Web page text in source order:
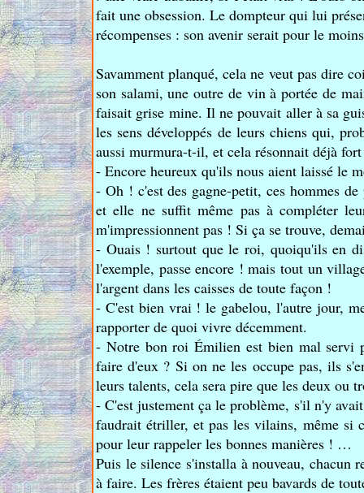
fait une obsession. Le dompteur qui lui
récompenses : son avenir serait pour le
Savamment planqué, cela ne veut pas dire
son salami, une outre de vin à portée de
faisait grise mine. Il ne pouvait aller à sa
les sens développés de leurs chiens qui,
aussi murmura-t-il, et cela résonnait déjà
- Encore heureux qu'ils nous aient laissé le
- Oh ! c'est des gagne-petit, ces hommes
et elle ne suffit même pas à compléter
m'impressionnent pas ! Si ça se trouve,
- Ouais ! surtout que le roi, quoiqu'ils en
l'exemple, passe encore ! mais tout un
l'argent dans les caisses de toute façon !
- C'est bien vrai ! le gabelou, l'autre jour,
rapporter de quoi vivre décemment.
- Notre bon roi Émilien est bien mal servi
faire d'eux ? Si on ne les occupe pas, ils
leurs talents, cela sera pire que les deux ou
- C'est justement ça le problème, s'il n'y
faudrait étriller, et pas les vilains, même si
pour leur rappeler les bonnes manières ! …
Puis le silence s'installa à nouveau, chacun
à faire. Les frères étaient peu bavards de